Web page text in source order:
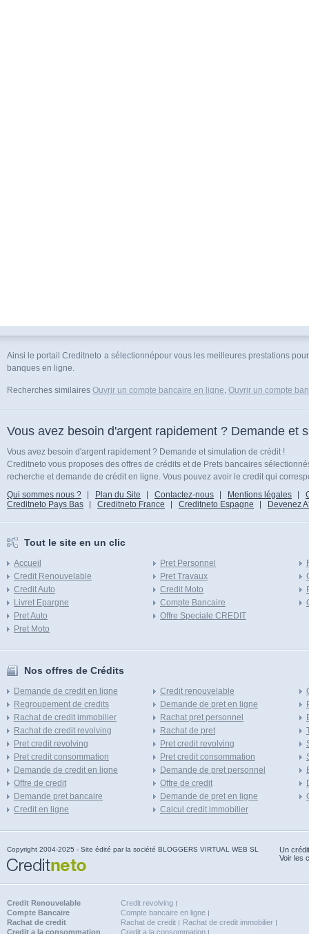
Ainsi le portail Creditneto a sélectionnépour vous les meilleures prestations
banques en ligne.
Recherches similaires Ouvrir un compte bancaire en ligne, Ouvrir un compte
Vous avez besoin d'argent rapidement ? Demande et
Vous avez besoin d'argent rapidement ? Demande et simulation de crédit !
Creditneto vous proposes des offres de crédits et de Prets bancaires
recherche et demande de crédit en ligne. Vous pouvez avoir le credit qui
Qui sommes nous ?
Plan du Site Contactez-nous Mentions légales
Creditneto Pays Bas
Creditneto France Creditneto Espagne Devenez
Tout le site en un clic
Accueil
Credit Renouvelable
Credit Auto
Livret Epargne
Pret Auto
Pret Moto
Pret Personnel
Pret Travaux
Credit Moto
Compte Bancaire
Offre Speciale CREDIT
Nos offres de Crédits
Demande de credit en ligne
Regroupement de credits
Rachat de credit immobilier
Rachat de credit revolving
Pret credit revolving
Pret credit consommation
Demande de credit en ligne
Offre de credit
Demande pret bancaire
Credit en ligne
Credit renouvelable
Demande de pret en ligne
Rachat pret personnel
Rachat de pret
Pret credit revolving
Pret credit consommation
Demande de pret personnel
Offre de credit
Demande de pret en ligne
Calcul credit immobilier
Copyright 2004-2025 - Site édité par la société BLOGGERS VIRTUAL WEB SL
Un
Voir les
Credit Renouvelable
Credit revolving
Compte Bancaire
Compte bancaire en ligne
Rachat de credit
Rachat de credit
Rachat de credit immobilier
Credit a la consommation
Credit a la consommation